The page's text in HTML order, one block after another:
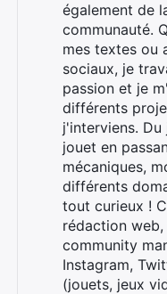
également de
communauté.
mes textes ou
sociaux, je
passion et je
différents
j'interviens.
jouet en
mécaniques,
différents
tout curieux !
rédaction
community
Instagram,
(jouets, jeux
Rechercher